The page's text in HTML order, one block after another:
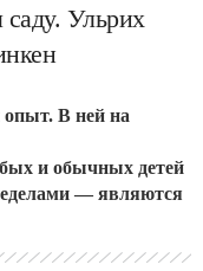
Ульрих
В ней на
и обычных детей
— являются